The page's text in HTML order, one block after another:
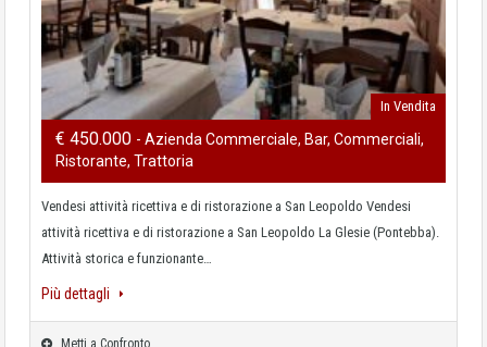
In Vendita
€ 450.000 - Azienda Commerciale, Bar, Commerciali,
Ristorante, Trattoria
Vendesi attività ricettiva e di ristorazione a San Leopoldo Vendesi
attività ricettiva e di ristorazione a San Leopoldo La Glesie (Pontebba).
Attività storica e funzionante…
Più dettagli
Metti a Confronto